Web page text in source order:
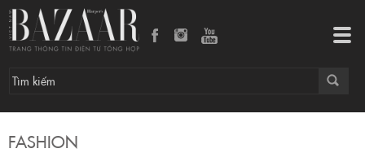
FASHION